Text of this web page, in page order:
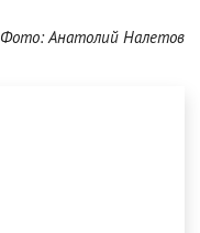
Фото: Анатолий Налетов